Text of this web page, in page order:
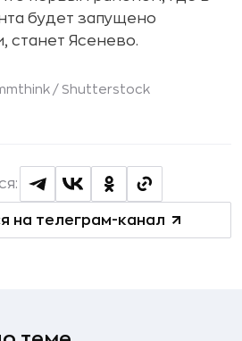
будет запущено
станет Ясенево.
/ Shutterstock
на телеграм-канал